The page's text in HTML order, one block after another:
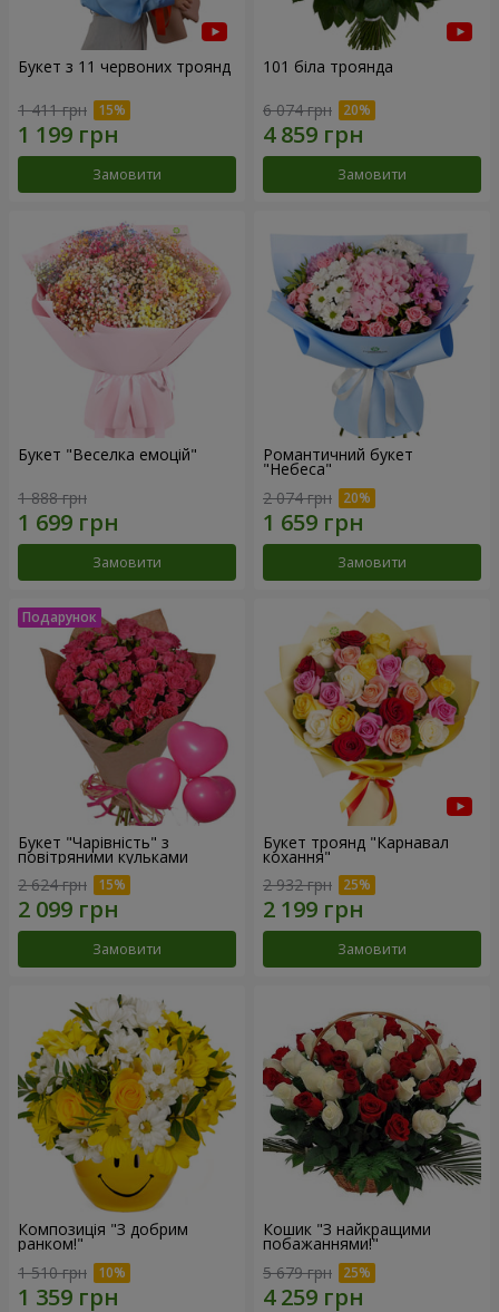
Букет з 11 червоних троянд
1 411 грн
Замовити
101 біла троянда
6 074 грн
Замовити
Букет "Веселка емоцій"
1 888 грн
Замовити
Романтичний букет
"Небеса"
2 074 грн
Замовити
Букет "Чарівність" з
повітряними кульками
2 624 грн
Замовити
Букет троянд "Карнавал
кохання"
2 932 грн
Замовити
Композиція "З добрим
ранком!"
1 510 грн
Кошик "З найкращими
побажаннями!"
5 679 грн